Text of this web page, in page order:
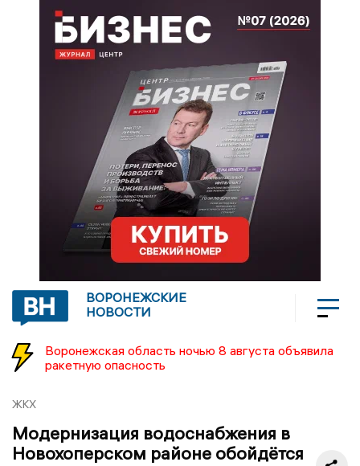
ВОРОНЕЖСКИЕ
НОВОСТИ
Воронежская область ночью 8 августа объявила
ракетную опасность
ЖКХ
Модернизация водоснабжения в
Новохоперском районе обойдётся